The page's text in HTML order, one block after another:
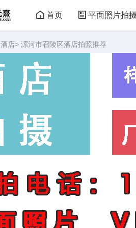
首页 平面照片拍
酒店> 漯河市召陵区酒店拍照推荐